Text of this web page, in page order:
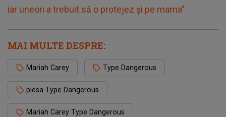
iar uneori a trebuit să o protejez și pe mama”
MAI MULTE DESPRE:
Mariah Carey Type Dangerous
piesa Type Dangerous
Mariah Carey Type Dangerous